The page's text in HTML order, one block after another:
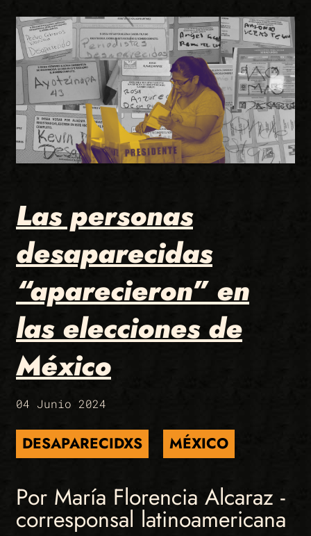
Las personas
desaparecidas
“aparecieron” en
las elecciones de
México
04 Junio 2024
DESAPARECIDXS MÉXICO
Por María Florencia Alcaraz -
corresponsal latinoamericana